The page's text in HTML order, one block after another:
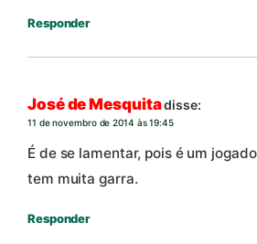
Responder
José de Mesquitadisse:
11 de novembro de 2014 às 19:45
É de se lamentar, pois é um
tem muita garra.
Responder